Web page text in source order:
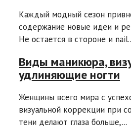
Каждый модный сезон
содержание новые идеи и
Не остается в стороне и
Виды маникюра,
удлиняющие ногти
Женщины всего мира с
визуальной коррекции при
тени делают глаза больше,...